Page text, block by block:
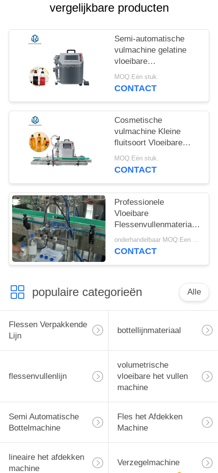
OFFERTE
SITEMAP
PRIVACY
POLICY
vergelijkbare producten
Semi-automatische
vulmachine gelatine
vloeibare
verpakkingsmachine
vissaus vulmachine
MOQ:Eén stuk.
CONTACT
Cosmetische
vulmachine Kleine
fluitsoort Vloeibare
verpakkingsmachine
Cosmetische
MOQ:Eén stuk.
CONTACT
Professionele
Vloeibare
Flessenvullenmateriaal/
het Vullen Machine
onderhandelbaar MOQ:Een set
CONTACT
populaire categorieën Alle
Flessen Verpakkende
Lijn
bottellijnmateriaal
flessenvullenlijn
volumetrische
vloeibare het vullen
machine
Semi Automatische
Bottelmachine
Fles het Afdekken
Machine
lineaire het afdekken
machine
Verzegelmachine